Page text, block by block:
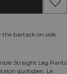
bartack on side
Straight Leg Pants
quotidien. Le